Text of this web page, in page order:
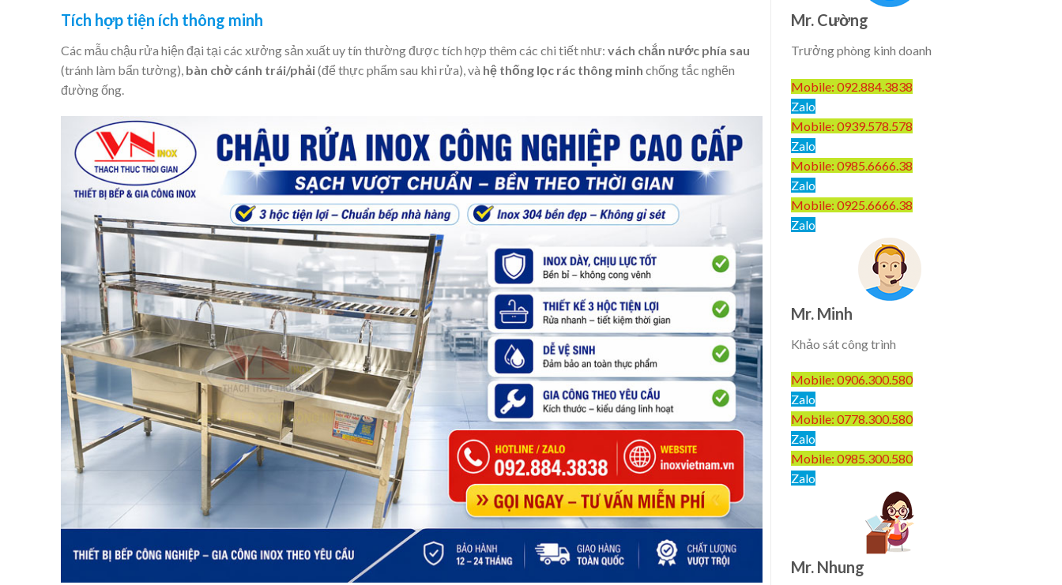
Tích hợp tiện ích thông minh
Các mẫu chậu rửa hiện đại tại các xưởng sản xuất uy tín thường được tích hợp thêm các chi tiết như: vách chắn nước phía sau
(tránh làm bẩn tường), bàn chờ cánh trái/phải(để thực phẩm sau khi rửa), và hệ thống lọc rác thông minh chống tắc nghẽn
đường ống.
Mr. Cường
Trưởng phòng kinh doanh
Mobile: 092.884.3838
Zalo
Mobile: 0939.578.578
Zalo
Mobile: 0985.6666.38
Zalo
Mobile: 0925.6666.38
Zalo
Mr. Minh
Khảo sát công trình
Mobile: 0906.300.580
Zalo
Mobile: 0778.300.580
Zalo
Mobile: 0985.300.580
Zalo
Mr. Nhung